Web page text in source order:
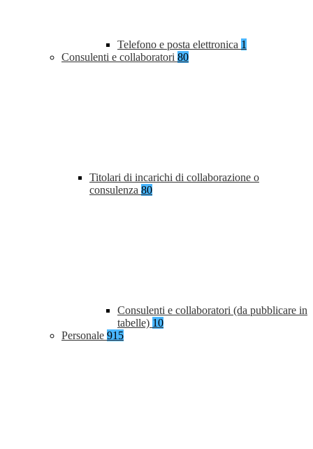
Telefono e posta elettronica 1
Consulenti e collaboratori 80
Titolari di incarichi di collaborazione o
consulenza 80
Consulenti e collaboratori (da pubblicare in
tabelle) 10
Personale 915